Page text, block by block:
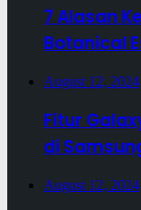
7 Alasan
Botanical
August 12, 2024
Fitur
di
August 12, 2024